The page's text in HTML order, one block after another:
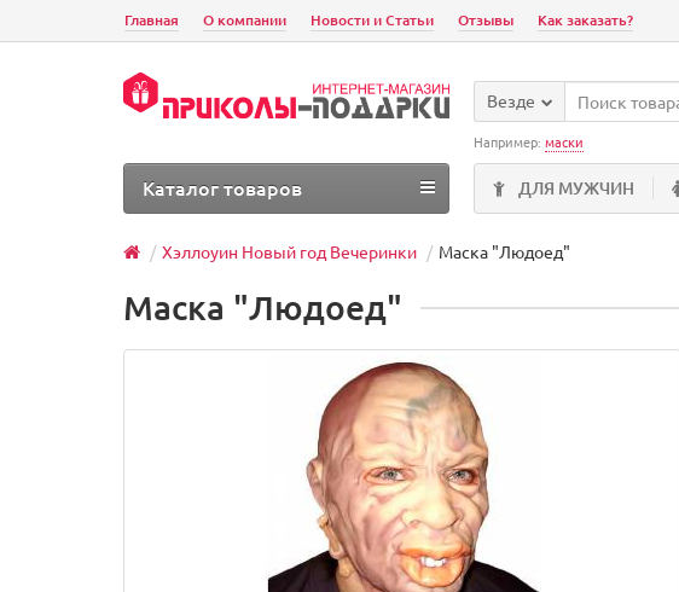
Главная О компании Новости и Статьи Отзывы Как заказать?
Везде
Например: маски
ДЛЯ МУЖЧИН
Каталог товаров
Хэллоуин Новый год Вечеринки Маска "Людоед"
Маска "Людоед"